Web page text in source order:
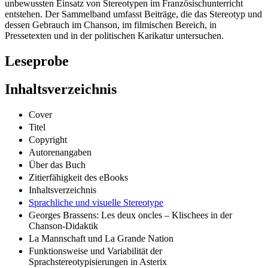
unbewussten Einsatz von Stereotypen im Französischunterricht
entstehen. Der Sammelband umfasst Beiträge, die das Stereotyp und
dessen Gebrauch im Chanson, im filmischen Bereich, in
Pressetexten und in der politischen Karikatur untersuchen.
Leseprobe
Inhaltsverzeichnis
Cover
Titel
Copyright
Autorenangaben
Über das Buch
Zitierfähigkeit des eBooks
Inhaltsverzeichnis
Sprachliche und visuelle Stereotype
Georges Brassens: Les deux oncles – Klischees in der
Chanson-Didaktik
La Mannschaft und La Grande Nation
Funktionsweise und Variabilität der
Sprachstereotypisierungen in Asterix